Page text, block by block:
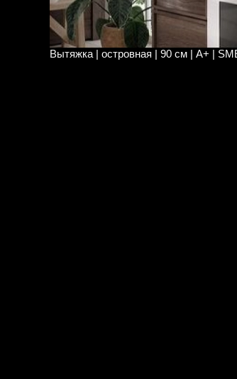
Вытяжка | островная | 90 см | A+ |